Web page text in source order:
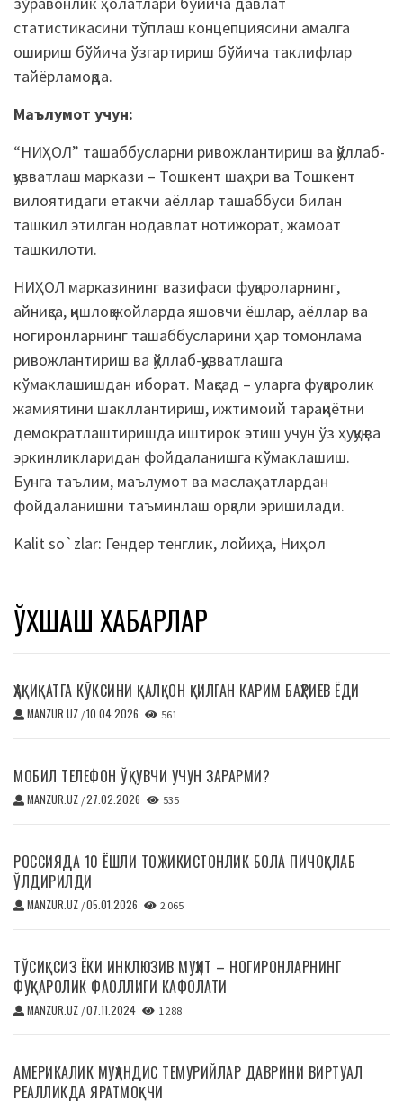
статистикасини тўплаш концепциясини амалга
ошириш бўйича ўзгартириш бўйича таклифлар
тайёрламоқда.
Маълумот учун:
“НИҲОЛ” ташаббусларни ривожлантириш ва қўллаб-
қувватлаш маркази – Тошкент шаҳри ва Тошкент
вилоятидаги етакчи аёллар ташаббуси билан
ташкил этилган нодавлат нотижорат, жамоат
ташкилоти.
НИҲОЛ марказининг вазифаси фуқароларнинг,
айниқса, қишлоқ жойларда яшовчи ёшлар, аёллар ва
ногиронларнинг ташаббусларини ҳар томонлама
ривожлантириш ва қўллаб-қувватлашга
кўмаклашишдан иборат. Мақсад – уларга фуқаролик
жамиятини шакллантириш, ижтимоий тараққиётни
демократлаштиришда иштирок этиш учун ўз ҳуқуқ ва
эркинликларидан фойдаланишга кўмаклашиш.
Бунга таълим, маълумот ва маслаҳатлардан
фойдаланишни таъминлаш орқали эришилади.
Kalit so`zlar: Гендер тенглик, лойиҳа, Ниҳол
ЎХШАШ ХАБАРЛАР
ҲАҚИҚАТГА КЎКСИНИ ҚАЛҚОН ҚИЛГАН КАРИМ БАҲРИЕВ ЁДИ
MANZUR.UZ /10.04.2026 561
МОБИЛ ТЕЛЕФОН ЎҚУВЧИ УЧУН ЗАРАРМИ?
MANZUR.UZ /27.02.2026 535
РОССИЯДА 10 ЁШЛИ ТОЖИКИСТОНЛИК БОЛА ПИЧОҚЛАБ
ЎЛДИРИЛДИ
MANZUR.UZ /05.01.2026 2 065
ТЎСИҚСИЗ ЁКИ ИНКЛЮЗИВ МУҲИТ – НОГИРОНЛАРНИНГ
ФУҚАРОЛИК ФАОЛЛИГИ КАФОЛАТИ
MANZUR.UZ /07.11.2024 1 288
АМЕРИКАЛИК МУҲАНДИС ТЕМУРИЙЛАР ДАВРИНИ ВИРТУАЛ
РЕАЛЛИКДА ЯРАТМОҚЧИ